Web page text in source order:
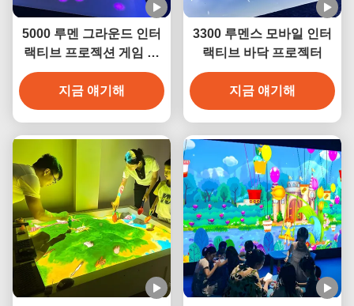
5000 루멘 그라운드 인터
랙티브 프로젝션 게임 모
바일 바닥 프로젝터 게임
지금 얘기해
3300 루멘스 모바일 인터
랙티브 바닥 프로젝터
지금 얘기해